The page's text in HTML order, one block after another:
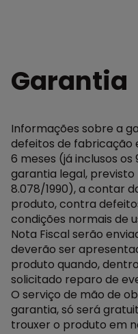
Garantia
Informações sobre a
defeitos de fabricação
6 meses (já inclusos os
garantia legal, previsto
8.078/1990), a contar
produto, contra
condições normais de
Nota Fiscal serão
deverão ser
produto quando,
solicitado reparo de
O serviço de mão de
garantia, só será
trouxer o produto em